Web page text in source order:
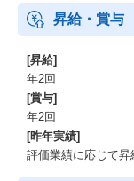
昇給・賞与
[昇給]
年2回
[賞与]
年2回
[昨年実績]
評価業績に応じて昇